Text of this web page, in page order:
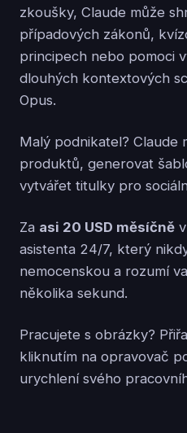
zkoušky, Claude může
případových zákonů,
principech nebo pomoci
dlouhých kontextových
Opus.
Malý podnikatel? Claude
produktů, generovat
vytvářet titulky pro
Za asi 20 USD měsíčně
asistenta 24/7, který
nemocenskou a rozumí
několika sekund.
Pracujete s obrázky?
kliknutím na opravovač
urychlení svého